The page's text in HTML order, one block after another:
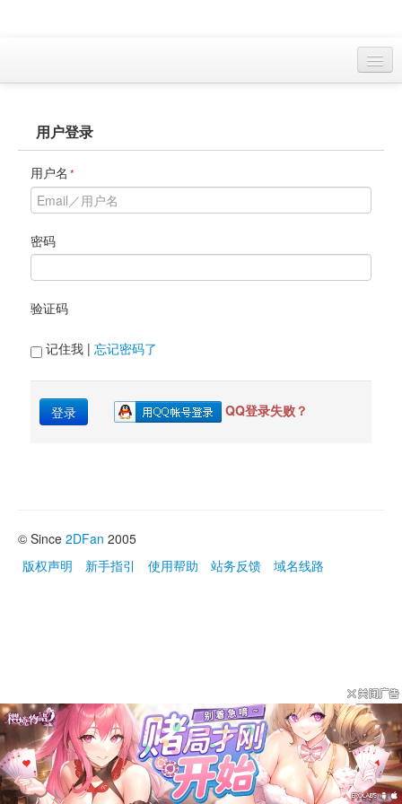
首页
找游戏
下资源
目录
本月新作
站内动态
小组
KF Online
用户登录
用户名 *
密码
验证码
记住我 | 忘记密码了
登录 QQ登录失败？
© Since 2DFan 2005
版权声明
新手指引 使用帮助 站务反馈 域名线路